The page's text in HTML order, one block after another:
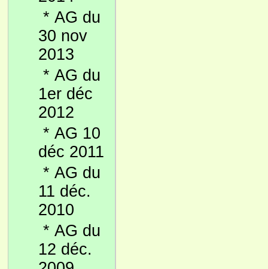
* AG du
30 nov
2013
* AG du
1er déc
2012
* AG 10
déc 2011
* AG du
11 déc.
2010
* AG du
12 déc.